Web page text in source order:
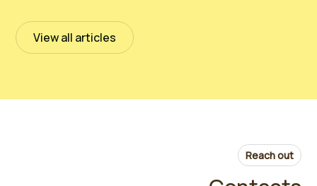
View all articles
Reach out